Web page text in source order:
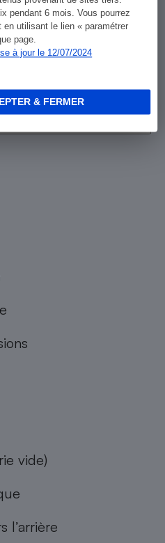
pendant 6 mois. Vous pourrez
en utilisant le lien « paramétrer
page.
à jour le 12/07/2024
& FERMER
vide)
l’arrière